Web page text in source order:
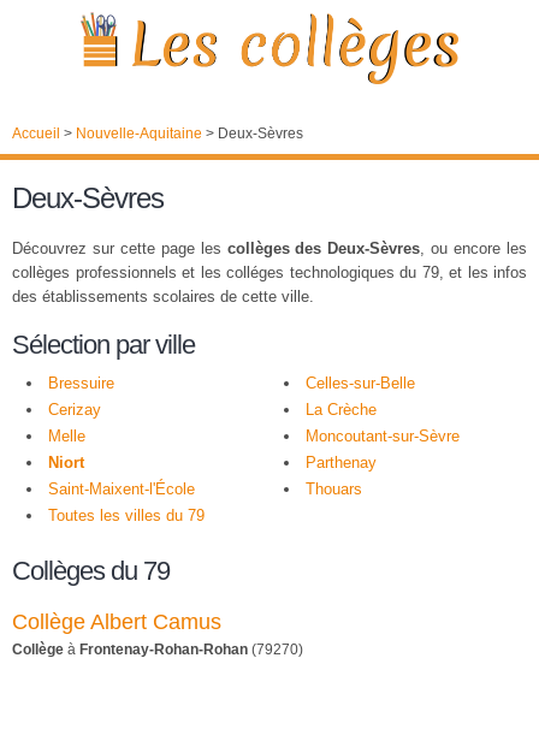
Accueil > Nouvelle-Aquitaine > Deux-Sèvres
Deux-Sèvres
Découvrez sur cette page les collèges des Deux-Sèvres, ou encore les
collèges professionnels et les colléges technologiques du 79, et les infos
des établissements scolaires de cette ville.
Sélection par ville
Bressuire
Celles-sur-Belle
Cerizay
La Crèche
Melle
Moncoutant-sur-Sèvre
Niort
Parthenay
Saint-Maixent-l'École
Thouars
Toutes les villes du 79
Collèges du 79
Collège Albert Camus
Collège à Frontenay-Rohan-Rohan (79270)